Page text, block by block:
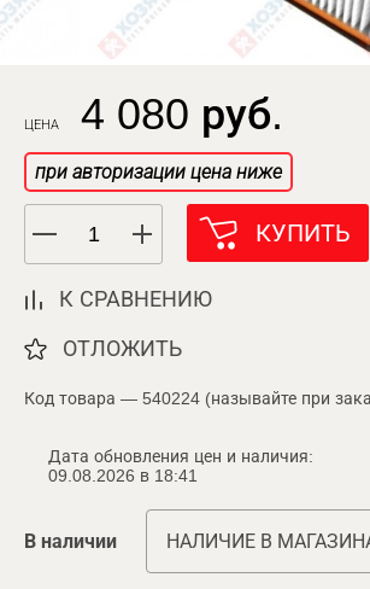
ЦЕНА 4 080 руб.
при авторизации цена ниже
КУПИТЬ
К СРАВНЕНИЮ
ОТЛОЖИТЬ
Код товара — 540224 (называйте при
Дата обновления цен и наличия:
09.08.2026 в 18:41
В наличии НАЛИЧИЕ В